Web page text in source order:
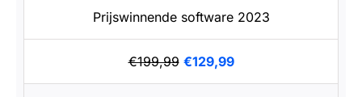
Prijswinnende software 2023
€199,99 €129,99